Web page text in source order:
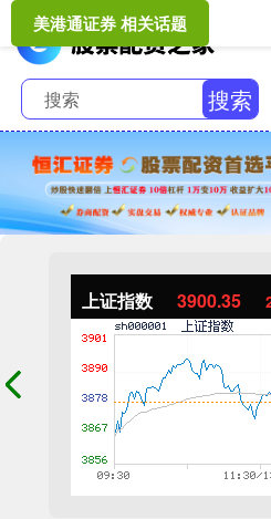
搜索
上证指数 3900.35
美港通证券 相关话题